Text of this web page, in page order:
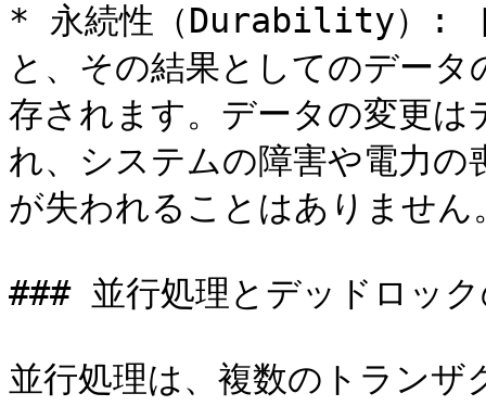
* 永続性（Durability）: ト
と、その結果としてのデー
存されます。データの変更
れ、システムの障害や電力
が失われることはありません
### 並行処理とデッドロッ
並行処理は、複数のトラン